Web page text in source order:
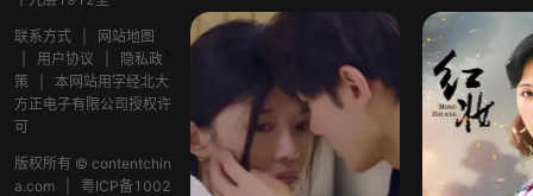
联系方式
网站地图
用户协议
隐私政
策
本网站用字经北大
方正电子有限公司授权许
可
版权所有 © contentchin
a.com
粤ICP备1002